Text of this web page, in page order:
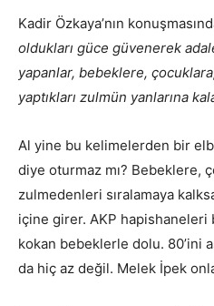
Kadir Özkaya’nın
oldukları güce güvenerek
yapanlar, bebeklere,
yaptıkları zulmün yanlarına
Al yine bu kelimelerden bir
diye oturmaz mı? Bebeklere,
zulmedenleri sıralamaya
içine girer. AKP hapishaneleri
kokan bebeklerle dolu. 80’ini
da hiç az değil. Melek İpek